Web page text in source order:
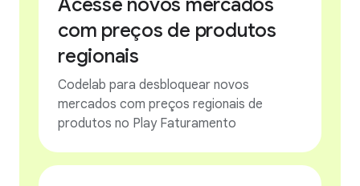
Acesse novos mercados
com preços de produtos
regionais
Codelab para desbloquear novos
mercados com preços regionais de
produtos no Play Faturamento